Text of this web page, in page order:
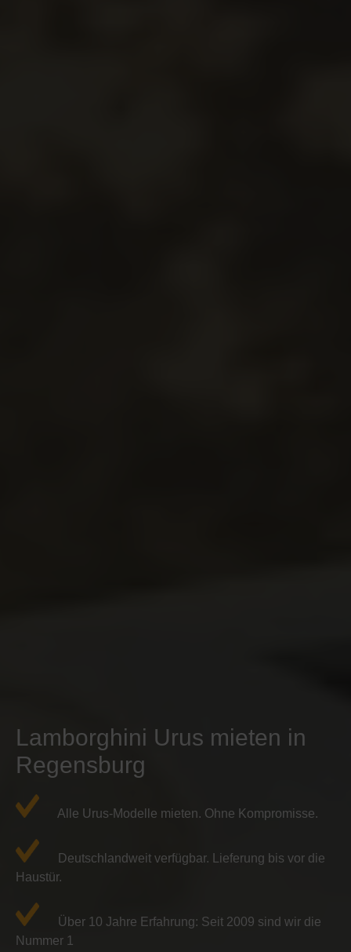
Lamborghini Urus mieten in
Regensburg
Alle Urus-Modelle mieten. Ohne Kompromisse.
Deutschlandweit verfügbar. Lieferung bis vor die
Haustür.
Über 10 Jahre Erfahrung: Seit 2009 sind wir die
Nummer 1